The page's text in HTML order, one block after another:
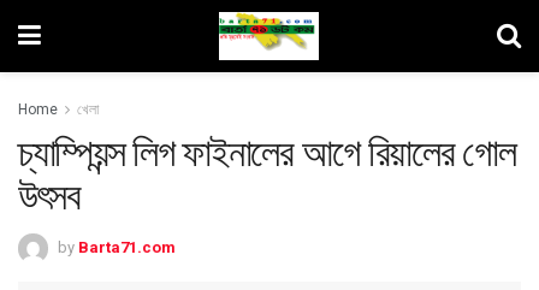
Home খেলা
চ্যাম্পিয়ন্স লিগ ফাইনালের আগে রিয়ালের গোল
উৎসব
by Barta71.com